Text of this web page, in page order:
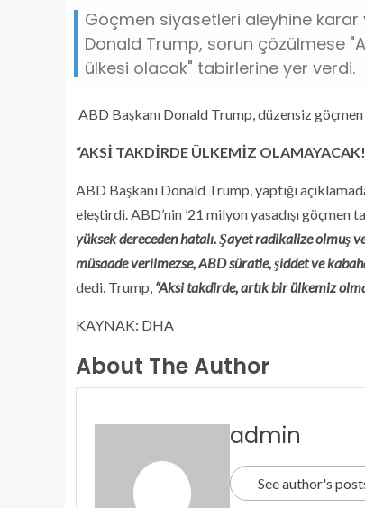
Göçmen siyasetleri aleyhine karar
Donald Trump, sorun çözülmese
ülkesi olacak" tabirlerine yer verdi.
ABD Başkanı Donald Trump, düzensiz göçmen
“AKSİ TAKDİRDE ÜLKEMİZ
ABD Başkanı Donald Trump, yaptığı
eleştirdi. ABD’nin ’21 milyon yasadışı göçmen
yüksek dereceden hatalı. Şayet radikalize olmuş
müsaade verilmezse, ABD süratle, şiddet ve
dedi. Trump, “Aksi takdirde, artık bir ülkemiz
KAYNAK: DHA
About The Author
admin
See author's